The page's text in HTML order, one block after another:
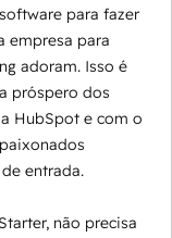
para fazer
empresa para
adoram. Isso é
próspero dos
HubSpot e com o
entrada.
não precisa